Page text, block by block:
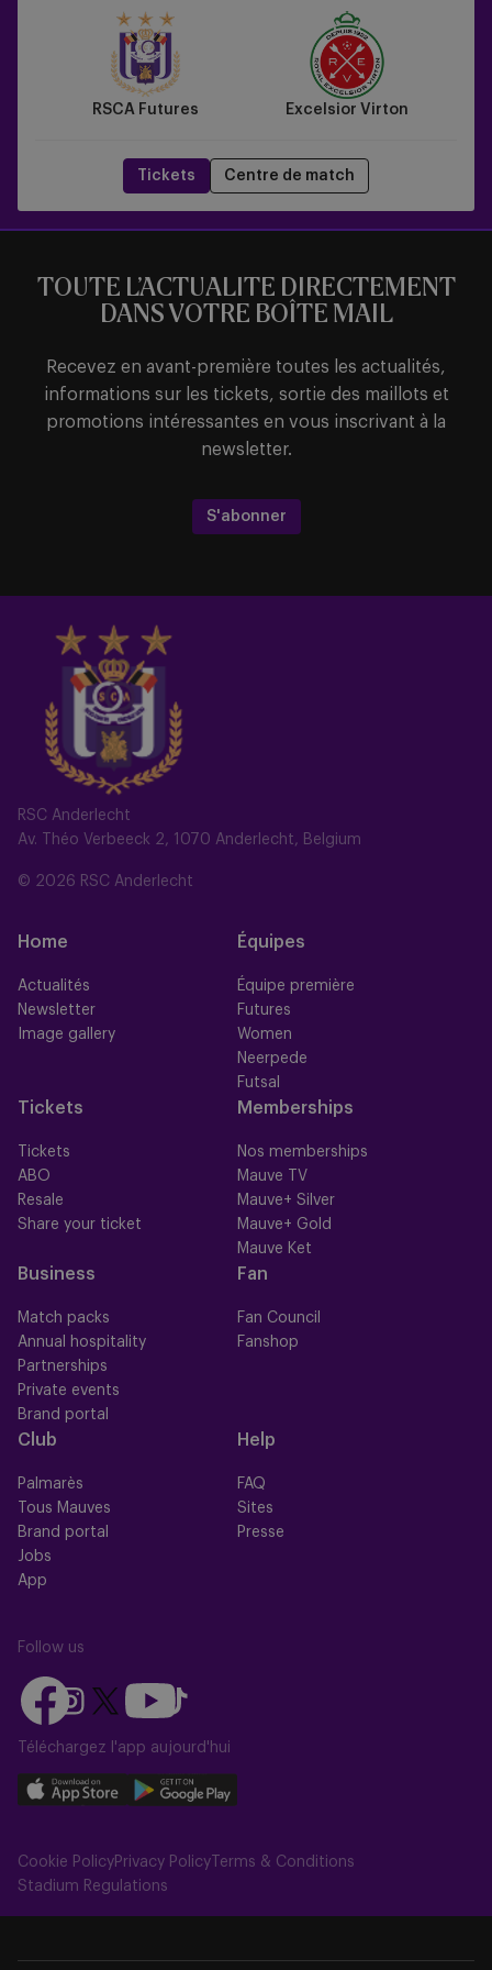
RSCA Futures Excelsior Virton
Tickets Centre de match
RSC Anderlecht
Av. Théo Verbeeck 2, 1070 Anderlecht, Belgium
© 2026 RSC Anderlecht
Home
Actualités
Newsletter
Image gallery
Équipes
Équipe première
Futures
Women
Neerpede
Futsal
Tickets
Tickets
ABO
Resale
Share your ticket
Memberships
Nos memberships
Mauve TV
Mauve+ Silver
Mauve+ Gold
Mauve Ket
Business
Match packs
Annual hospitality
Partnerships
Private events
Brand portal
Fan
Fan Council
Fanshop
Club
Palmarès
Tous Mauves
Brand portal
Jobs
App
Help
FAQ
Sites
Presse
Follow us
Follow
us
on
Follow
us
on
Instagram
Follow
on
X
(Twitter)
Follow
us
on
Follow
us
on
TikTok
Téléchargez l'app aujourd'hui
Download
on
the
Download
on
the
Cookie PolicyPrivacy Policy Terms & Conditions
Stadium Regulations
TOUTE L’ACTUALITE DIRECTEMENT
DANS VOTRE BOÎTE MAIL
Recevez en avant-première toutes les actualités,
informations sur les tickets, sortie des maillots et
promotions intéressantes en vous inscrivant à la
newsletter.
S'abonner